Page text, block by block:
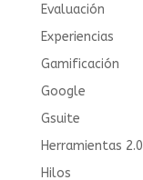
Evaluación
Experiencias
Gamificación
Google
Gsuite
Herramientas 2.0
Hilos